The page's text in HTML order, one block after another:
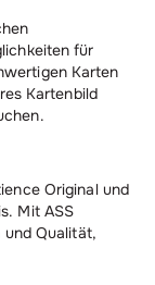
für
Karten
Kartenbild
Original und
Mit ASS
Qualität,